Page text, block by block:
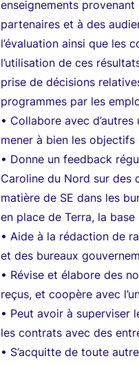
enseignements
partenaires et à des
l’évaluation ainsi que les
l’utilisation de ces
prise de décisions
programmes par les
• Collabore avec
mener à bien les objectifs
• Donne un feedback
Caroline du Nord sur des
matière de SE dans les
en place de Terra, la
• Aide à la rédaction de
et des bureaux
• Révise et élabore des
reçus, et coopère avec
• Peut avoir à superviser
les contrats avec des
• S’acquitte de toute